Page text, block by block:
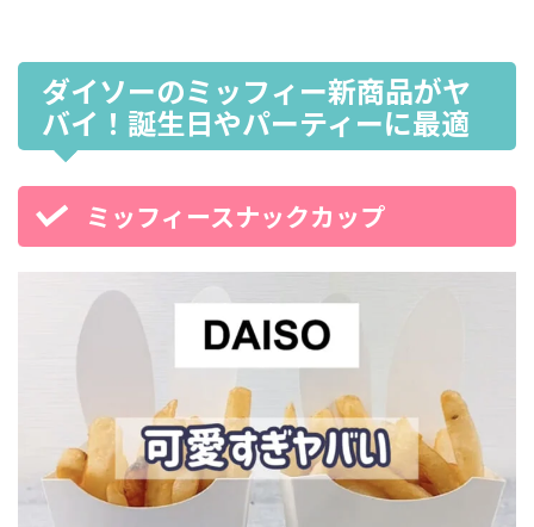
ダイソーのミッフィー新商品がヤ
バイ！誕生日やパーティーに最適
ミッフィースナックカップ